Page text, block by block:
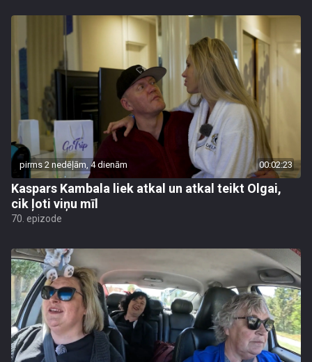
pirms 2 nedēļām, 4 dienām 00:02:23
Kaspars Kambala liek atkal un atkal teikt Olgai,
cik ļoti viņu mīl
70. epizode